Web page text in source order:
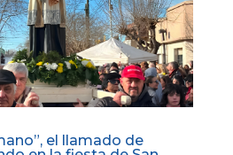
el llamado de